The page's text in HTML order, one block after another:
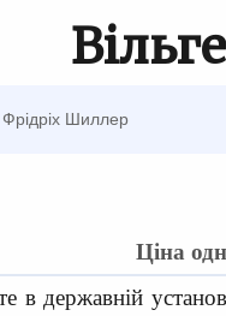
Шиллер
Ціна
в державній